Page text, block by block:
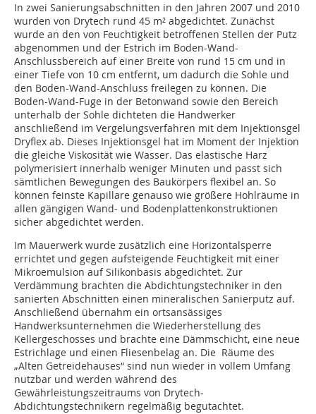
In zwei Sanierungsabschnitten in den Jahren 2007 und 2010
wurden von Drytech rund 45 m² abgedichtet. Zunächst
wurde an den von Feuchtigkeit betroffenen Stellen der Putz
abgenommen und der Estrich im Boden-Wand-
Anschlussbereich auf einer Breite von rund 15 cm und in
einer Tiefe von 10 cm entfernt, um dadurch die Sohle und
den Boden-Wand-Anschluss freilegen zu können. Die
Boden-Wand-Fuge in der Betonwand sowie den Bereich
unterhalb der Sohle dichteten die Handwerker
anschließend im Vergelungsverfahren mit dem Injektionsgel
Dryflex ab. Dieses Injektionsgel hat im Moment der Injektion
die gleiche Viskosität wie Wasser. Das elastische Harz
polymerisiert innerhalb weniger Minuten und passt sich
sämtlichen Bewegungen des Baukörpers flexibel an. So
können feinste Kapillare genauso wie größere Hohlräume in
allen gängigen Wand- und Bodenplattenkonstruktionen
sicher abgedichtet werden.
Im Mauerwerk wurde zusätzlich eine Horizontalsperre
errichtet und gegen aufsteigende Feuchtigkeit mit einer
Mikroemulsion auf Silikonbasis abgedichtet. Zur
Verdämmung brachten die Abdichtungstechniker in den
sanierten Abschnitten einen mineralischen Sanierputz auf.
Anschließend übernahm ein ortsansässiges
Handwerksunternehmen die Wiederherstellung des
Kellergeschosses und brachte eine Dämmschicht, eine neue
Estrichlage und einen Fliesenbelag an. Die Räume des
„Alten Getreidehauses“ sind nun wieder in vollem Umfang
nutzbar und werden während des
Gewährleistungszeitraums von Drytech-
Abdichtungstechnikern regelmäßig begutachtet.